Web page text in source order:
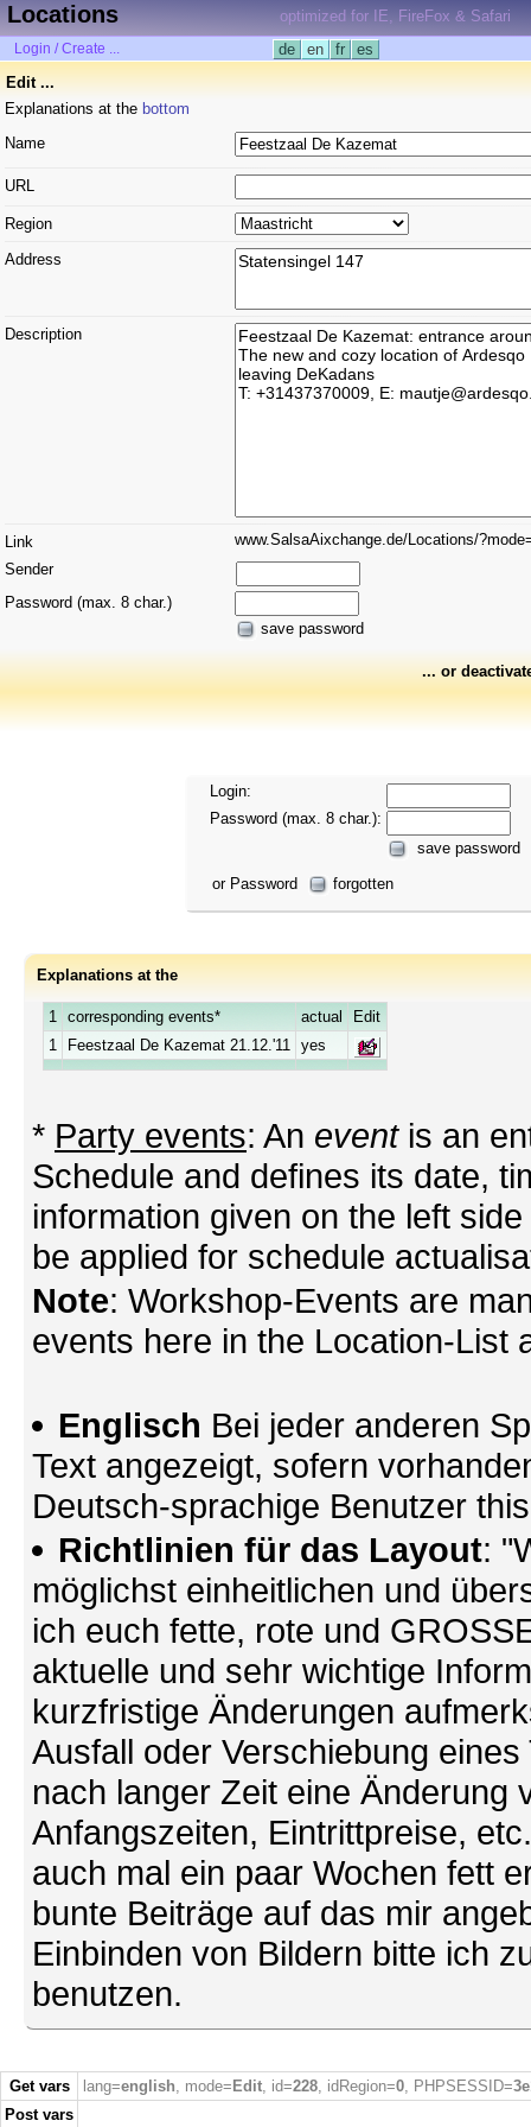
Locations optimized for IE, FireFox & Safari
Login / Create ... de en fr
es
Edit ...
Explanations at the bottom
Name
URL
Region
Address
Description
Link
www.SalsaAixchange.de/Locations/
Sender
Password (max. 8 char.)
save password
... or
Login:
Password (max. 8 char.):
save password
or Password
forgotten
Explanations at the
1 corresponding events* actual
Edit
1
Feestzaal De Kazemat 21.12.'11 yes
* Party events: An eventis an
Schedule and defines its date,
information given on the left
be applied for schedule
Note: Workshop-Events are
events here in the Location-List
Englisch Bei jeder anderen
Text angezeigt, sofern
Deutsch-sprachige Benutzer
Richtlinien für das Layout:
möglichst einheitlichen und
ich euch fette, rote und
aktuelle und sehr wichtige
kurzfristige Änderungen
Ausfall oder Verschiebung
nach langer Zeit eine Änderung
Anfangszeiten, Eintrittpreise,
auch mal ein paar Wochen fett
bunte Beiträge auf das mir
Einbinden von Bildern bitte ich
benutzen.
Get vars lang=english, mode= Edit, id=228, idRegion=0, PHPSESSID=
Post vars